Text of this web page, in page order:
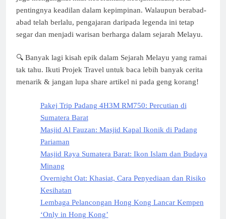
pentingnya keadilan dalam kepimpinan. Walaupun berabad-
abad telah berlalu, pengajaran daripada legenda ini tetap
segar dan menjadi warisan berharga dalam sejarah Melayu.
🔍 Banyak lagi kisah epik dalam Sejarah Melayu yang ramai
tak tahu. Ikuti Projek Travel untuk baca lebih banyak cerita
menarik & jangan lupa share artikel ni pada geng korang!
Pakej Trip Padang 4H3M RM750: Percutian di
Sumatera Barat
Masjid Al Fauzan: Masjid Kapal Ikonik di Padang
Pariaman
Masjid Raya Sumatera Barat: Ikon Islam dan Budaya
Minang
Overnight Oat: Khasiat, Cara Penyediaan dan Risiko
Kesihatan
Lembaga Pelancongan Hong Kong Lancar Kempen
‘Only in Hong Kong’